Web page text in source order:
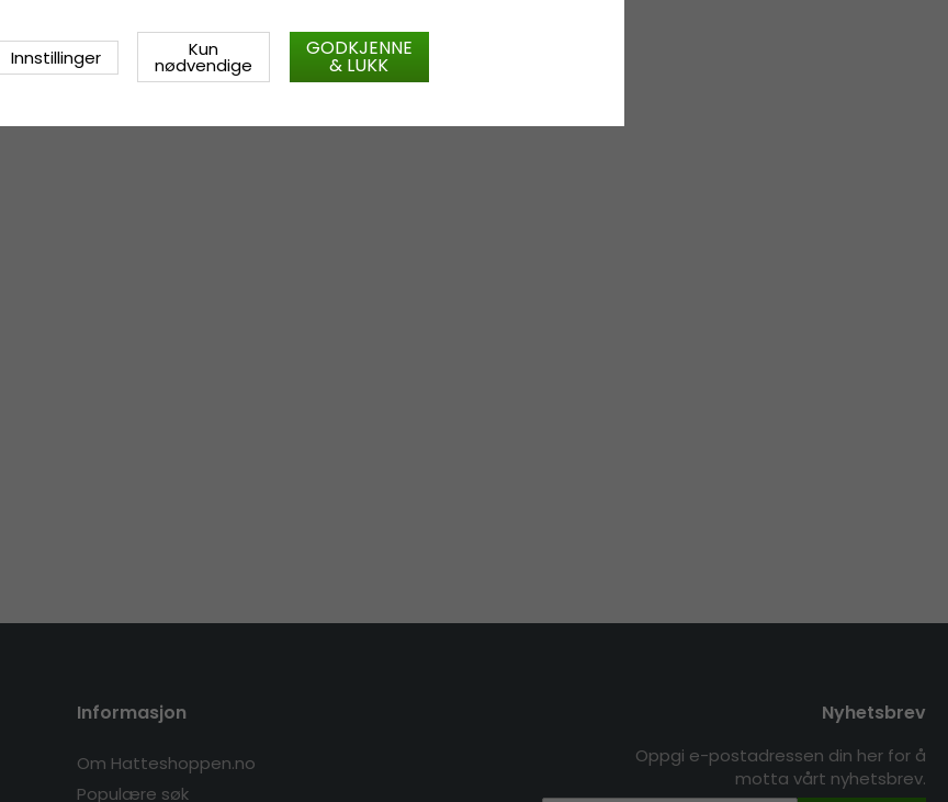
Informasjon
Om Hatteshoppen.no
Populære søk
Nyhetsbrev
Oppgi e-postadressen din her for å
motta vårt nyhetsbrev.
Innstillinger Kun
nødvendige
GODKJENNE
& LUKK